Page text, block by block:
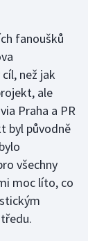
fanoušků
než jak
ale
Praha a PR
byl původně
všechny
moc líto, co